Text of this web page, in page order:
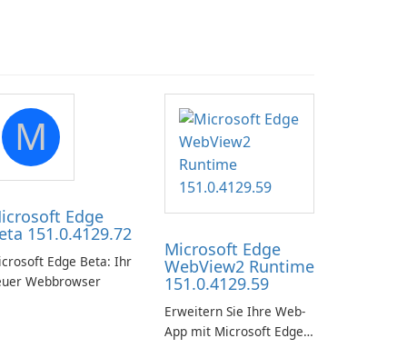
M
Edge
151.0.4129.72
Edge Beta: Ihr
Webbrowser
Microsoft Edge
WebView2 Runtime
151.0.4129.59
Erweitern Sie Ihre Web-
App mit Microsoft Edge